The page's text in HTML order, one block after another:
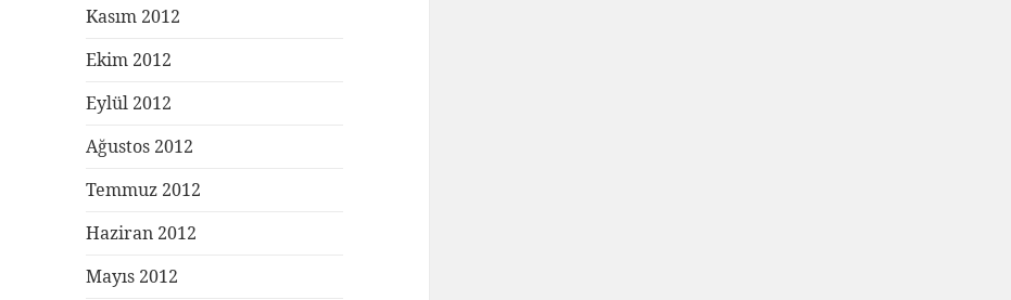
Kasım 2012
Ekim 2012
Eylül 2012
Ağustos 2012
Temmuz 2012
Haziran 2012
Mayıs 2012